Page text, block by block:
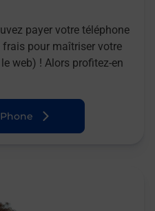
payer votre téléphone
pour maîtriser votre
web) ! Alors profitez-en